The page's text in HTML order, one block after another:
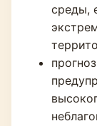
среды,